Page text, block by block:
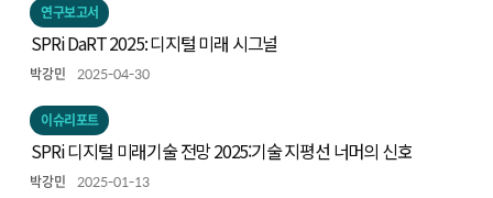
연구보고서
SPRi DaRT 2025: 디지털 미래 시그널
박강민 2025-04-30
이슈리포트
SPRi 디지털 미래기술 전망 2025:기술 지평선 너머의 신호
박강민 2025-01-13